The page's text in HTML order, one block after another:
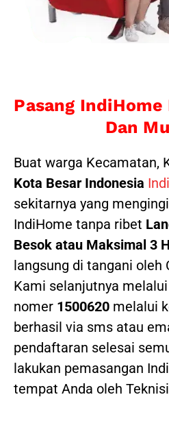
Pasang
Dan
Buat warga Kecamatan,
Kota Besar Indonesia
sekitarnya yang
IndiHome tanpa ribet
Besok atau Maksimal 3
langsung di tangani oleh
Kami selanjutnya
nomer 1500620 melalui
berhasil via sms atau
pendaftaran selesai
lakukan pemasangan
tempat Anda oleh